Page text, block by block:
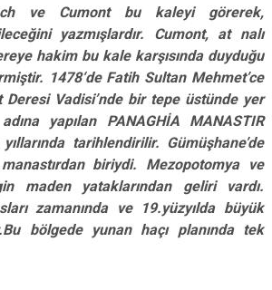
ve Cumont bu kaleyi görerek,
yazmışlardır. Cumont, at nalı
hakim bu kale karşısında duyduğu
1478‘de Fatih Sultan Mehmet’ce
Deresi Vadisi’nde bir tepe üstünde yer
yapılan PANAGHİA MANASTIR
tarihlendirilir. Gümüşhane’de
biriydi. Mezopotomya ve
maden yataklarından geliri vardı.
zamanında ve 19.yüzyılda büyük
bölgede yunan haçı planında tek